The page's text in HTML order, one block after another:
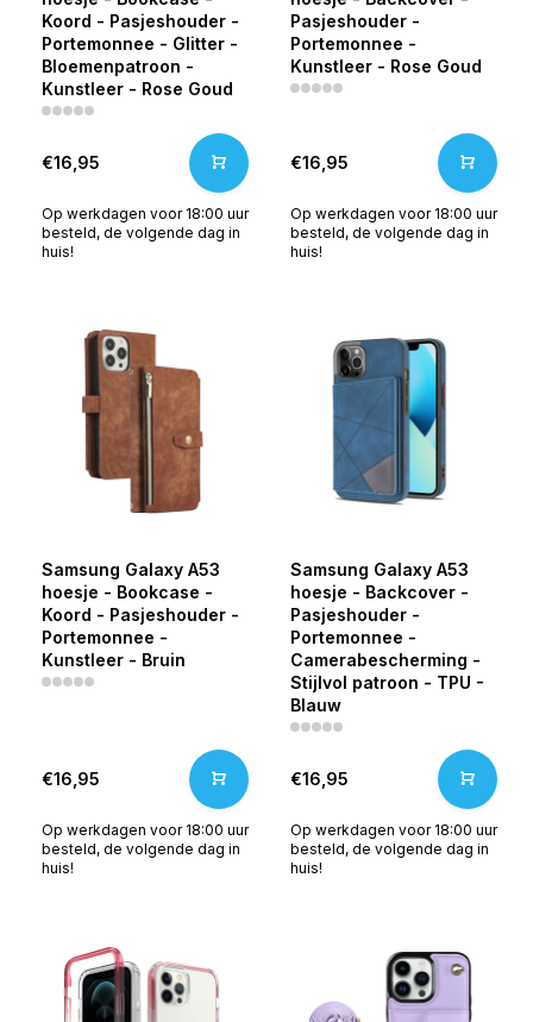
Koord - Pasjeshouder -
Portemonnee - Glitter -
Bloemenpatroon -
Kunstleer - Rose Goud
€16,95
Op werkdagen voor 18:00 uur
besteld, de volgende dag in
huis!
Pasjeshouder -
Portemonnee -
Kunstleer - Rose Goud
€16,95
Op werkdagen voor 18:00 uur
besteld, de volgende dag in
huis!
Samsung Galaxy A53
hoesje - Bookcase -
Koord - Pasjeshouder -
Portemonnee -
Kunstleer - Bruin
€16,95
Op werkdagen voor 18:00 uur
besteld, de volgende dag in
huis!
Samsung Galaxy A53
hoesje - Backcover -
Pasjeshouder -
Portemonnee -
Camerabescherming -
Stijlvol patroon - TPU -
Blauw
€16,95
Op werkdagen voor 18:00 uur
besteld, de volgende dag in
huis!